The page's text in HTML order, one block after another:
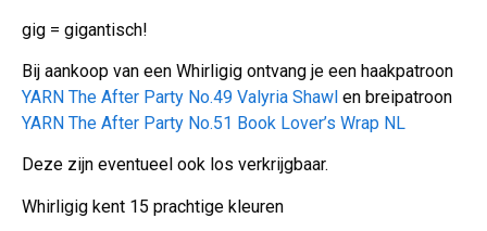
gig = gigantisch!
Bij aankoop van een Whirligig ontvang je een haakpatroon
YARN The After Party No.49 Valyria Shawl en breipatroon
YARN The After Party No.51 Book Lover’s Wrap NL
Deze zijn eventueel ook los verkrijgbaar.
Whirligig kent 15 prachtige kleuren